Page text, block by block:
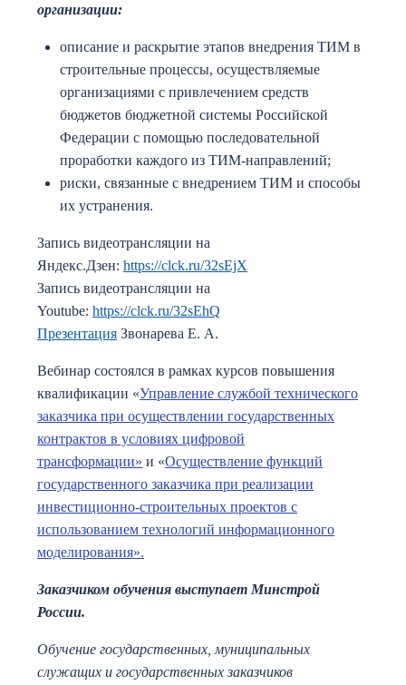
организации:
описание и раскрытие этапов внедрения ТИМ в
строительные процессы, осуществляемые
организациями с привлечением средств
бюджетов бюджетной системы Российской
Федерации с помощью последовательной
проработки каждого из ТИМ-направлений;
риски, связанные с внедрением ТИМ и способы
их устранения.
Запись видеотрансляции на
Яндекс.Дзен: https://clck.ru/32sEjX
Запись видеотрансляции на
Youtube: https://clck.ru/32sEhQ
Презентация Звонарева Е. А.
Вебинар состоялся в рамках курсов повышения
квалификации «Управление службой технического
заказчика при осуществлении государственных
контрактов в условиях цифровой
трансформации» и «Осуществление функций
государственного заказчика при реализации
инвестиционно-строительных проектов с
использованием технологий информационного
моделирования».
Заказчиком обучения выступает Минстрой
России.
Обучение государственных, муниципальных
служащих и государственных заказчиков